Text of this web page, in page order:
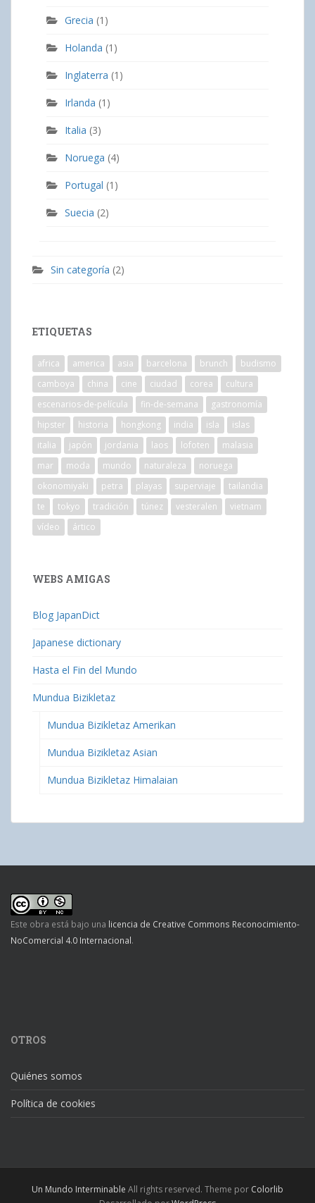
Grecia (1)
Holanda (1)
Inglaterra (1)
Irlanda (1)
Italia (3)
Noruega (4)
Portugal (1)
Suecia (2)
Sin categoría (2)
ETIQUETAS
africa america asia barcelona brunch
budismo
camboya
china cine ciudad corea
cultura
escenarios-de-película
fin-de-semana
gastronomía
hipster
historia hongkong india isla
islas
italia
japón jordania laos lofoten
malasia
mar
moda mundo naturaleza
noruega
okonomiyaki
petra playas superviaje
tailandia
te
tokyo tradición túnez vesteralen
vietnam
vídeo
ártico
WEBS AMIGAS
Blog JapanDict
Japanese dictionary
Hasta el Fin del Mundo
Mundua Bizikletaz
Mundua Bizikletaz Amerikan
Mundua Bizikletaz Asian
Mundua Bizikletaz Himalaian
Este obra está bajo una licencia de Creative Commons Reconocimiento-
NoComercial 4.0 Internacional.
OTROS
Quiénes somos
Política de cookies
Un Mundo Interminable All rights reserved. Theme por Colorlib